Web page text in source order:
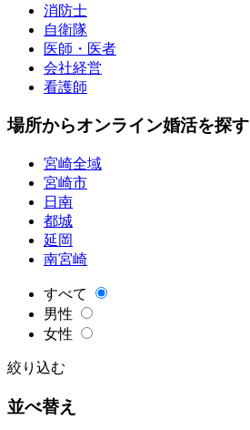
消防士
自衛隊
医師・医者
会社経営
看護師
場所からオンライン婚活を探す
宮崎全域
宮崎市
日南
都城
延岡
南宮崎
すべて
男性
女性
絞り込む
並べ替え